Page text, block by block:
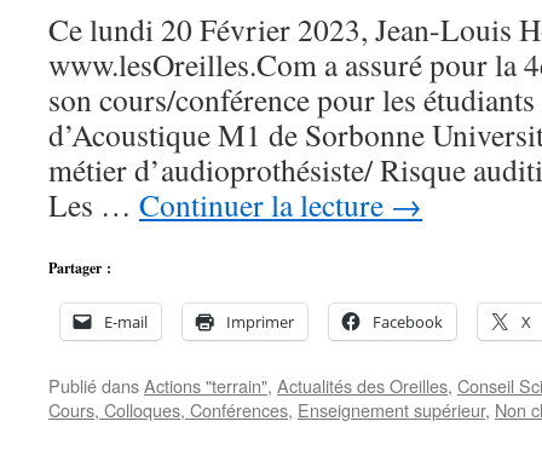
Ce lundi 20 Février 2023, Jean-Louis
www.lesOreilles.Com a assuré pour la
son cours/conférence pour les
d’Acoustique M1 de Sorbonne
métier d’audioprothésiste/ Risque
Les … Continuer la lecture →
Partager :
E-mail Imprimer Facebook X
Publié dansActions "terrain", Actualités des Oreilles, Conseil
Cours, Colloques, Conférences, Enseignement supérieur, Non